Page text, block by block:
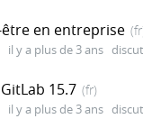
être en entreprise
il y a plus de 3 ans
15.7 (fr)
il y a plus de 3 ans